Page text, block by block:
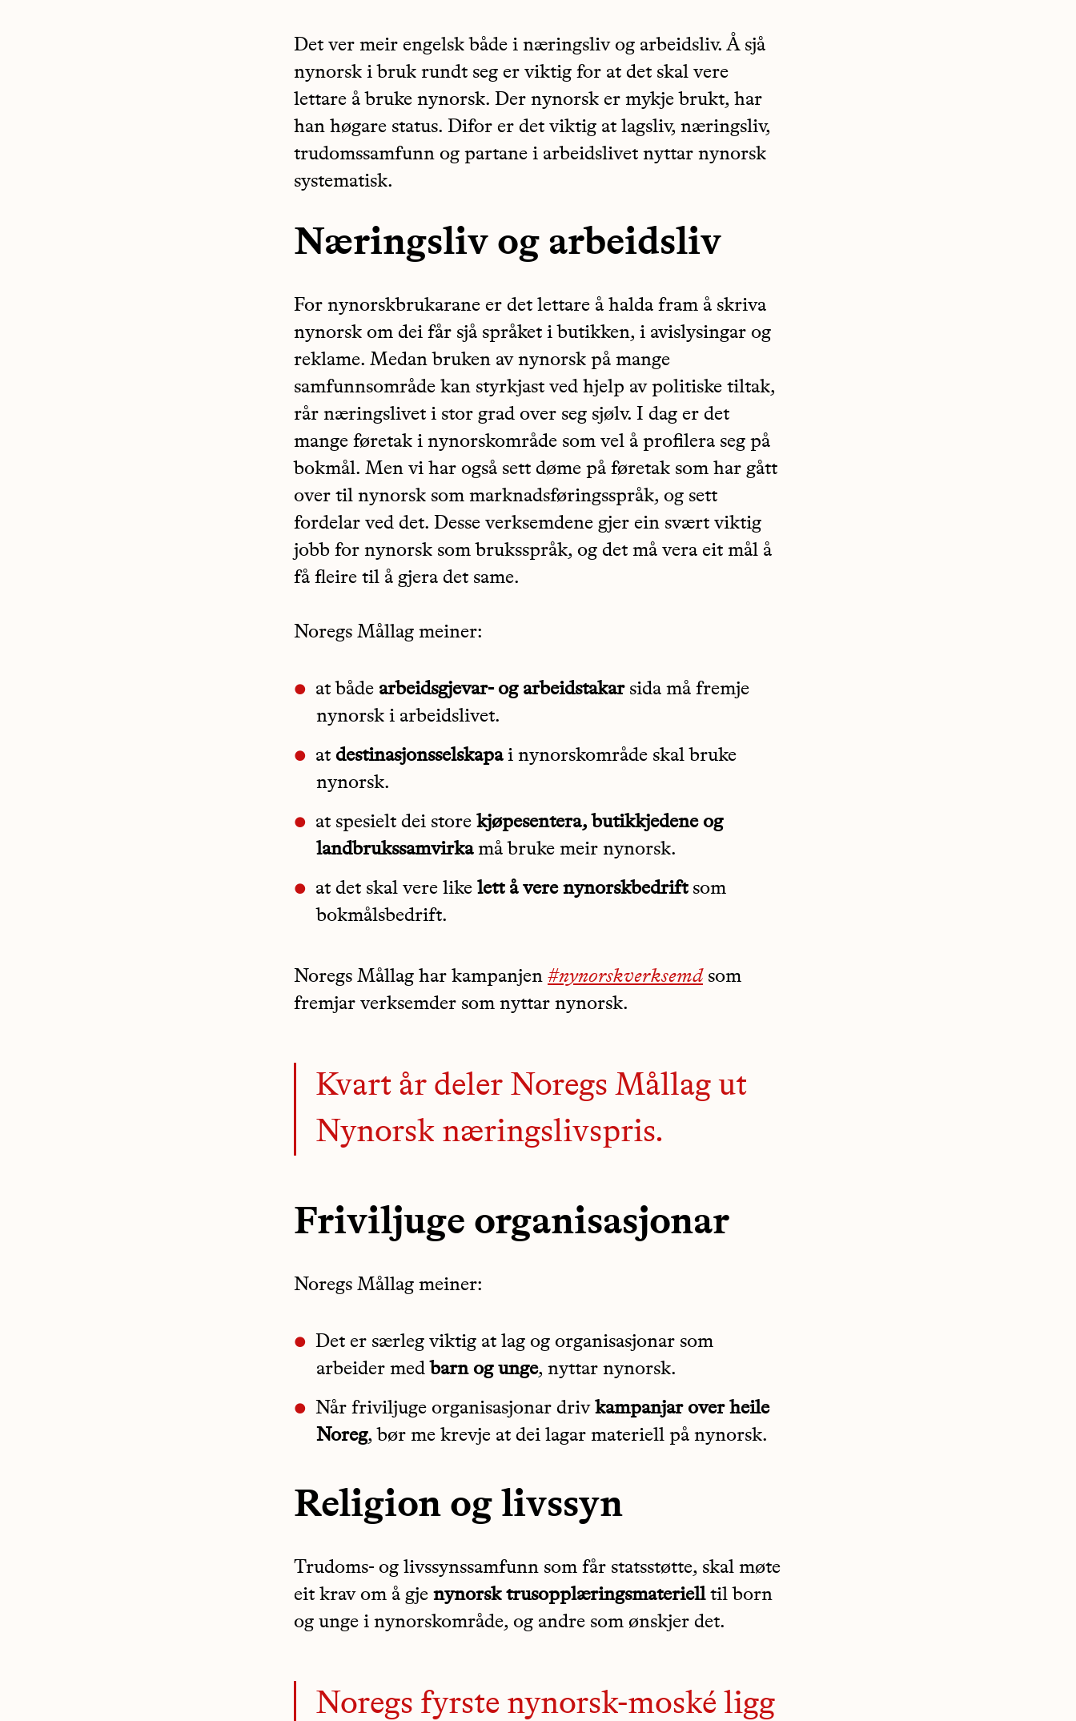
Det ver meir engelsk både i næringsliv og arbeidsliv. Å sjå
nynorsk i bruk rundt seg er viktig for at det skal vere
lettare å bruke nynorsk. Der nynorsk er mykje brukt, har
han høgare status. Difor er det viktig at lagsliv, næringsliv,
trudomssamfunn og partane i arbeidslivet nyttar nynorsk
systematisk.
Næringsliv og arbeidsliv
For nynorskbrukarane er det lettare å halda fram å skriva
nynorsk om dei får sjå språket i butikken, i avislysingar og
reklame. Medan bruken av nynorsk på mange
samfunnsområde kan styrkjast ved hjelp av politiske tiltak,
rår næringslivet i stor grad over seg sjølv. I dag er det
mange føretak i nynorskområde som vel å profilera seg på
bokmål. Men vi har også sett døme på føretak som har gått
over til nynorsk som marknadsføringsspråk, og sett
fordelar ved det. Desse verksemdene gjer ein svært viktig
jobb for nynorsk som bruksspråk, og det må vera eit mål å
få fleire til å gjera det same.
Noregs Mållag meiner:
at både arbeidsgjevar- og arbeidstakarsida må fremje
nynorsk i arbeidslivet.
atdestinasjonsselskapai nynorskområde skal bruke
nynorsk.
at spesielt dei storekjøpesentera, butikkjedene og
landbrukssamvirkamå bruke meir nynorsk.
at det skal vere like lett å vere nynorskbedriftsom
bokmålsbedrift.
Noregs Mållag har kampanjen #nynorskverksemd som
fremjar verksemder som nyttar nynorsk.
Kvart år deler Noregs Mållag ut
Nynorsk næringslivspris.
Friviljuge organisasjonar
Noregs Mållag meiner:
Det er særleg viktig at lag og organisasjonar som
arbeider med barn og unge, nyttar nynorsk.
Når friviljuge organisasjonar drivkampanjar over heile
Noreg, bør me krevje at dei lagar materiell på nynorsk.
Religion og livssyn
Trudoms- og livssynssamfunn som får statsstøtte, skal møte
eit krav om å gje nynorsk trusopplæringsmaterielltil born
og unge i nynorskområde, og andre som ønskjer det.
Noregs fyrste nynorsk-moské ligg